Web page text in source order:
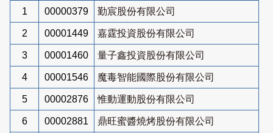
1 00000379 勤宸股份有限公司
2 00001449 嘉霆投資股份有限公司
3 00001460 量子鑫投資股份有限公司
4 00001546 魔毒智能國際股份有限公司
5 00002876 惟動運動股份有限公司
6 00002881 鼎旺蜜醬燒烤股份有限公司